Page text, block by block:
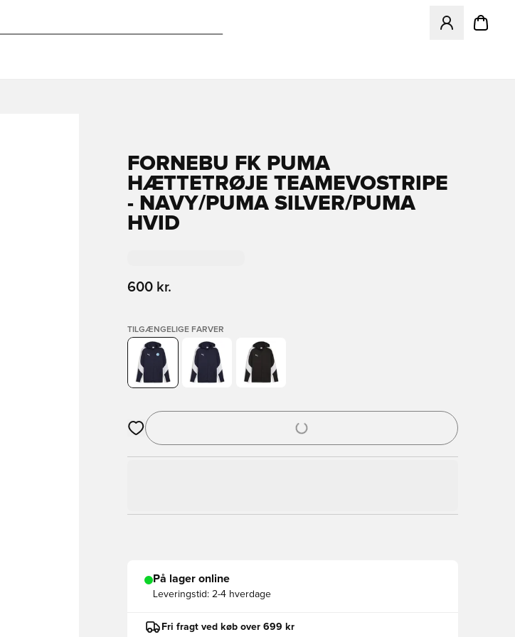
Åbner en
FORNEBU FK PUMA
HÆTTETRØJE TEAMEVOSTRIPE
- NAVY/PUMA SILVER/PUMA
HVID
600 kr.
TILGÆNGELIGE FARVER
Åbner en Modal til at logge ind eller tilmelde dig som medlem
På lager online
Leveringstid: 2-4 hverdage
Fri fragt ved køb over 699 kr